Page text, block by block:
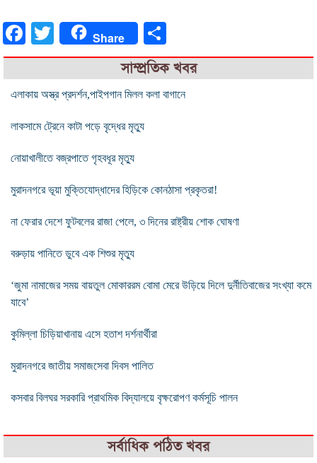
FacebookTwitter Share
সাম্প্রতিক খবর
এলাকায় অস্ত্র প্রদর্শন,পাইপগান মিলল কলা বাগানে
লাকসামে ট্রেনে কাটা পড়ে বৃদ্ধের মৃত্যু
নোয়াখালীতে বজ্রপাতে গৃহবধূর মৃত্যু
মুরাদনগরে ভূয়া মুক্তিযোদ্ধাদের হিড়িকে কোনঠাসা প্রকৃতরা!
না ফেরার দেশে ফুটবলের রাজা পেলে, ৩ দিনের রাষ্ট্রীয় শোক ঘোষণা
বরুড়ায় পানিতে ডুবে এক শিশুর মৃত্যু
‘জুমা নামাজের সময় বায়তুল মোকাররম বোমা মেরে উড়িয়ে দিলে দুর্নীতিবাজের সংখ্যা কমে
যাবে’
কুমিল্লা চিড়িয়াখানায় এসে হতাশ দর্শনার্থীরা
মুরাদনগরে জাতীয় সমাজসেবা দিবস পালিত
কসবার বিলঘর সরকারি প্রাথমিক বিদ্যালয়ে বৃক্ষরোপণ কর্মসূচি পালন
সর্বাধিক পঠিত খবর